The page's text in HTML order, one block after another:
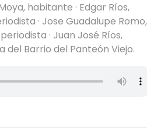
habitante · Edgar Ríos,
· Jose Guadalupe Romo,
· Juan José Ríos,
del Barrio del Panteón Viejo.